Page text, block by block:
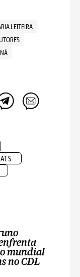
LEITEIRA
mundial
no CDL